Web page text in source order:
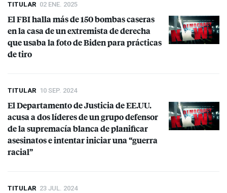
TITULAR 02 ENE. 2025
ElFBIhalla más de 150 bombas caseras
en la casa de un extremista de derecha
que usaba la foto de Biden para prácticas
de tiro
TITULAR 10 SEP. 2024
El Departamento de Justicia de EE.UU.
acusa a dos líderes de un grupo defensor
de la supremacía blanca de planificar
asesinatos e intentar iniciar una “guerra
racial”
TITULAR 23 JUL. 2024